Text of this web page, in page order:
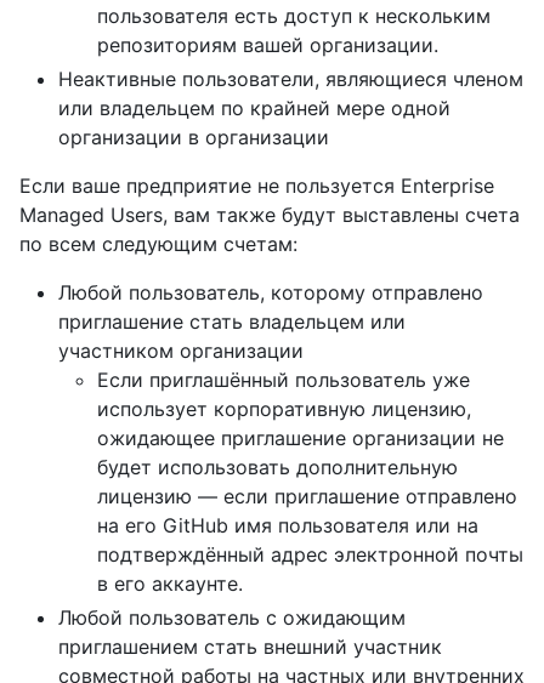
пользователя есть доступ к нескольким
репозиториям вашей организации.
Неактивные пользователи, являющиеся членом
или владельцем по крайней мере одной
организации в организации
Если ваше предприятие не пользуется Enterprise
Managed Users, вам также будут выставлены счета
по всем следующим счетам:
Любой пользователь, которому отправлено
приглашение стать владельцем или
участником организации
Если приглашённый пользователь уже
использует корпоративную лицензию,
ожидающее приглашение организации не
будет использовать дополнительную
лицензию — если приглашение отправлено
на его GitHub имя пользователя или на
подтверждённый адрес электронной почты
в его аккаунте.
Любой пользователь с ожидающим
приглашением стать внешний участник
совместной работы на частных или внутренних